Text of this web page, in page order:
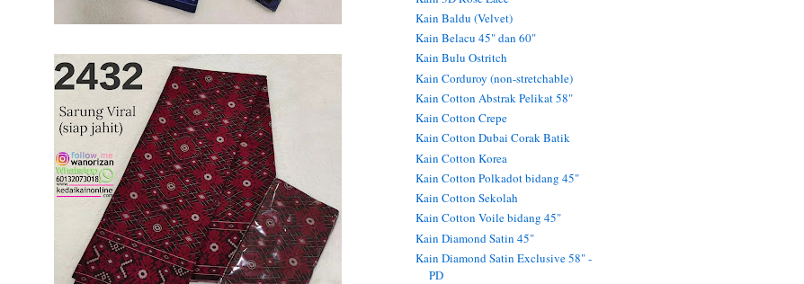
Kain Baldu (Velvet)
Kain Belacu 45" dan 60"
Kain Bulu Ostritch
Kain Corduroy (non-stretchable)
Kain Cotton Abstrak Pelikat 58"
Kain Cotton Crepe
Kain Cotton Dubai Corak Batik
Kain Cotton Korea
Kain Cotton Polkadot bidang 45"
Kain Cotton Sekolah
Kain Cotton Voile bidang 45"
Kain Diamond Satin 45"
Kain Diamond Satin Exclusive 58" -
PD